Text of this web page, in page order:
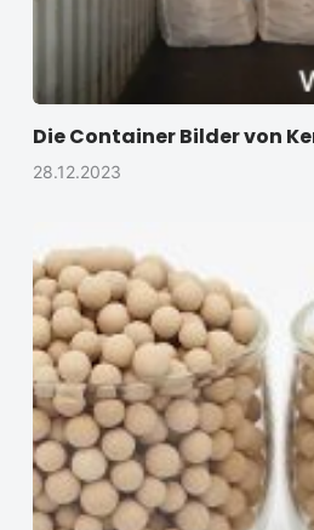
Die Container Bilder von
28.12.2023